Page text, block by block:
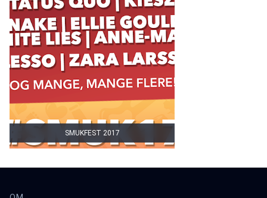
SMUKFEST 2017